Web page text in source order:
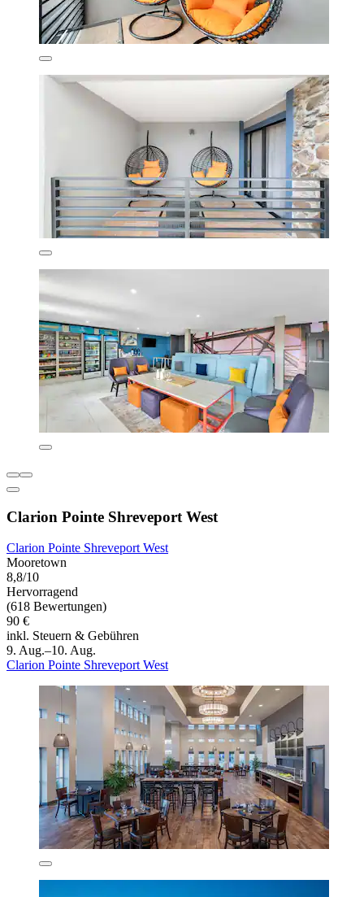
Clarion Pointe Shreveport West
Clarion Pointe Shreveport West
Mooretown
8,8/10
Hervorragend
(618 Bewertungen)
90 €
inkl. Steuern & Gebühren
9. Aug.–10. Aug.
Clarion Pointe Shreveport West